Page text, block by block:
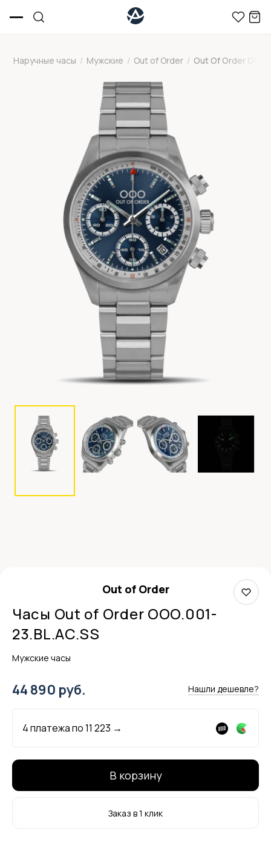
Наручные часы / Мужские / Out of Order / Out Of Order
Out of Order
Часы Out of Order OOO.001-
23.BL.AC.SS
Мужские часы
44 890 руб. Нашли дешевле?
4 платежа по11 223 →
В корзину
Заказ в 1 клик